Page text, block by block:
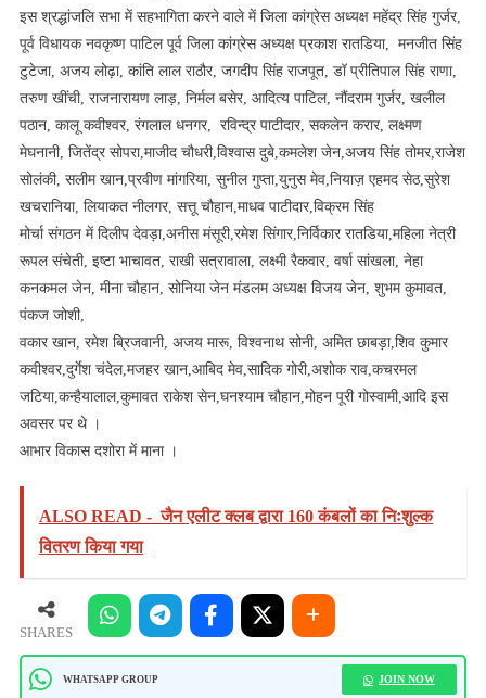
इस श्रद्धांजलि सभा में सहभागिता करने वाले में जिला कांग्रेस अध्यक्ष महेंद्र सिंह गुर्जर,
पूर्व विधायक नवकृष्ण पाटिल पूर्व जिला कांग्रेस अध्यक्ष प्रकाश रातडिया, मनजीत सिंह
टुटेजा, अजय लोढ़ा, कांति लाल राठौर, जगदीप सिंह राजपूत, डॉ प्रीतिपाल सिंह राणा,
तरुण खींची, राजनारायण लाड़, निर्मल बसेर, आदित्य पाटिल, नौंदराम गुर्जर, खलील
पठान, कालू कवीश्वर, रंगलाल धनगर, रविन्द्र पाटीदार, सकलेन करार, लक्ष्मण
मेघनानी, जितेंद्र सोपरा,माजीद चौधरी,विश्वास दुबे,कमलेश जेन,अजय सिंह तोमर,राजेश
सोलंकी, सलीम खान,प्रवीण मांगरिया, सुनील गुप्ता,युनुस मेव,नियाज़ एहमद सेठ,सुरेश
खचरानिया, लियाकत नीलगर, सत्तू चौहान,माधव पाटीदार,विक्रम सिंह
मोर्चा संगठन में दिलीप देवड़ा,अनीस मंसूरी,रमेश सिंगार,निर्विकार रातडिया,महिला नेत्री
रूपल संचेती, इष्टा भाचावत, राखी सत्रावाला, लक्ष्मी रैकवार, वर्षा सांखला, नेहा
कनकमल जेन, मीना चौहान, सोनिया जेन मंडलम अध्यक्ष विजय जेन, शुभम कुमावत,
पंकज जोशी,
वकार खान, रमेश ब्रिजवानी, अजय मारू, विश्वनाथ सोनी, अमित छाबड़ा,शिव कुमार
कवीश्वर,दुर्गेश चंदेल,मजहर खान,आबिद मेव,सादिक गोरी,अशोक राव,कचरमल
जटिया,कन्हैयालाल,कुमावत राकेश सेन,घनश्याम चौहान,मोहन पूरी गोस्वामी,आदि इस
अवसर पर थे ।
आभार विकास दशोरा में माना ।
ALSO READ - जैन एलीट क्लब द्वारा 160 कंबलों का निःशुल्क
वितरण किया गया
SHARES
WHATSAPP GROUP JOIN NOW